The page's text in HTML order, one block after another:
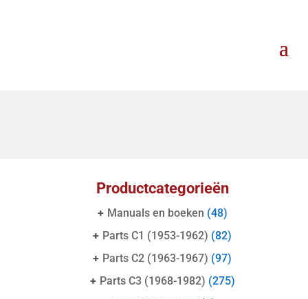
Productcategorieën
+ Manuals en boeken (48)
+ Parts C1 (1953-1962) (82)
+ Parts C2 (1963-1967) (97)
+ Parts C3 (1968-1982) (275)